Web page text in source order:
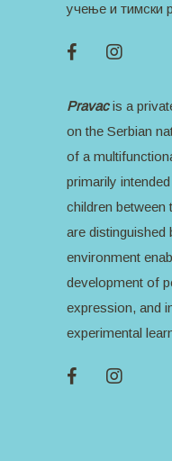
учење и тимски
Pravacis a
on the Serbian
of a
primarily
children between
are distinguished
environment
development of
expression, and
experimental